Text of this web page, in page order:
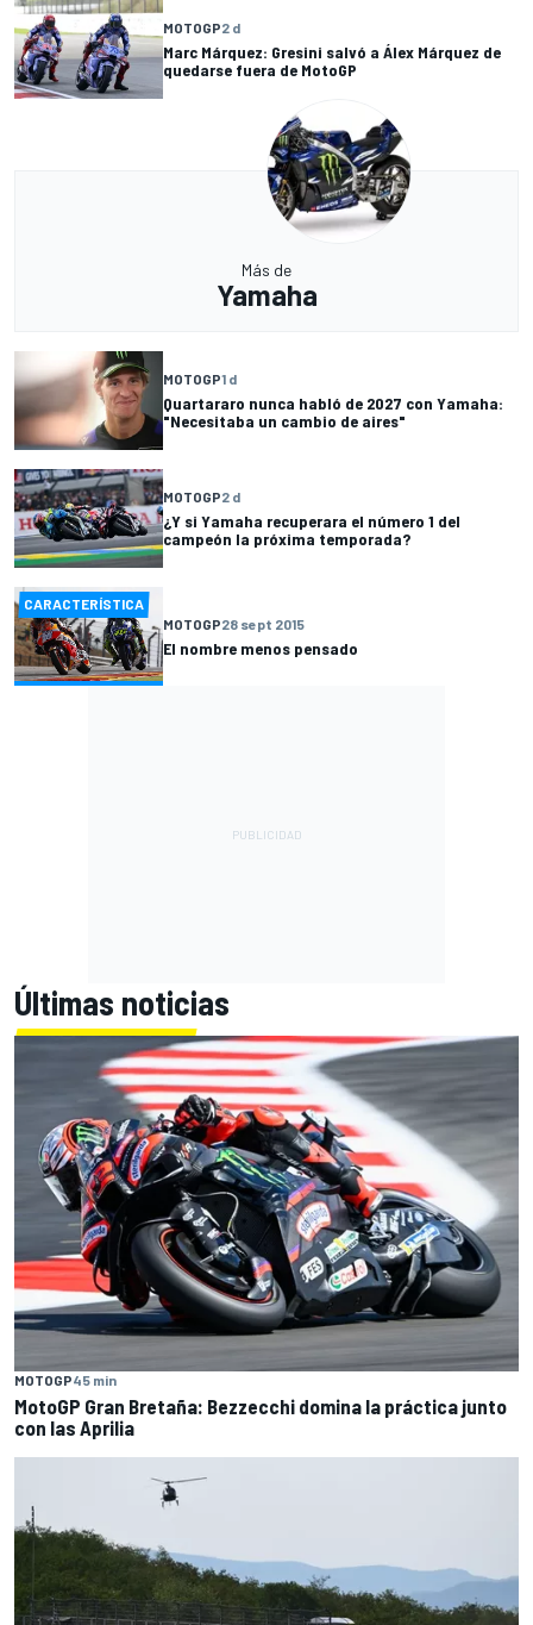
MOTOGP2 d
Marc Márquez: Gresini salvó a Álex Márquez de
quedarse fuera de MotoGP
Más de
Yamaha
MOTOGP1 d
Quartararo nunca habló de 2027 con Yamaha:
"Necesitaba un cambio de aires"
MOTOGP2 d
¿Y si Yamaha recuperara el número 1 del
campeón la próxima temporada?
CARACTERÍSTICA
MOTOGP28 sept 2015
El nombre menos pensado
Últimas noticias
MOTOGP45 min
MotoGP Gran Bretaña: Bezzecchi domina la práctica junto
con las Aprilia